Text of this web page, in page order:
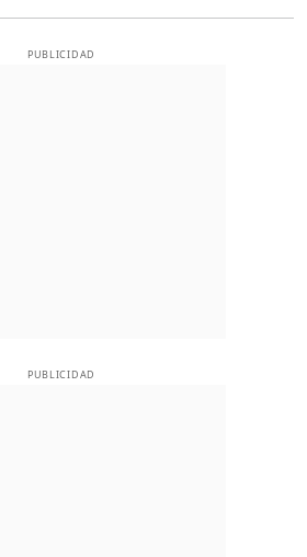
PUBLICIDAD
PUBLICIDAD